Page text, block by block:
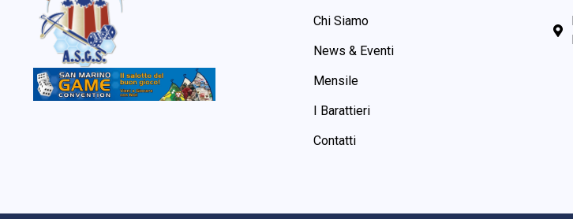
Chi Siamo
News & Eventi
Mensile
I Barattieri
Contatti